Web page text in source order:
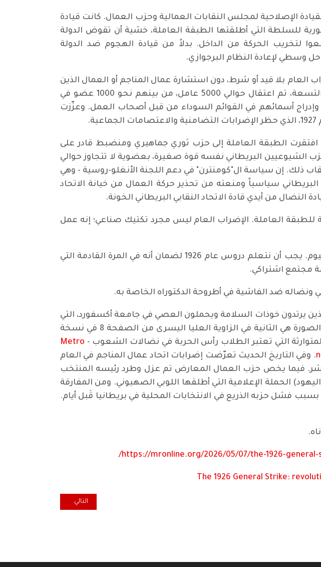
الإصلاحية لمجلس النقابات العمالية وحزب العمال. كانت قيادة
للسلطة التي أطلقتها الطبقة العاملة، خشية أن تقوض الدولة
لتخريب الحركة من الداخل. بدلاً من قيادة الهجوم ضد الدولة
وسطي لإعادة النظام البرجوازي.
العام بلا قيد أو شرط، دون استشارة عمال المناجم أو العمال الذين
ما زالوا في إضراب. تبعت الهزيمة موجة من الانتقام الرأسمالي. خلال الأيام التسعة، تم اعتقال حوالي 5000 عامل، من بينهم نحو 1000 عضو في
أسمائهم في القوائم السوداء من قبل أصحاب العمل. وعزّزت
الطبقة العاملة إلى حزب ثوري جماهيري ومنضبط قادر على
الشيوعيين البريطاني نفسه قوة صغيرة، بعضوية لا تتجاوز حوالي
بداية الإضراب، رغم أنّ العضوية تضاعفت لتتجاوز 10,000 في أعقاب ذلك. إن سياسة ال"كومنترن" في دعم اللجنة الأنغلو-روسية - وهي
سياسياً ومنعته من تحذير حركة العمال من خيانة الاتحاد
من أيدي قادة الاتحاد النقابي البريطاني الخونة.
1926 في إظهاره للإمكانات الثورية للطبقة العاملة. الإضراب العام ليس مجرد تكتيك صناعي؛ إنه عمل
نفس أزمة الرأسمالية، ونفس الدافع لجعل العمال يدفعون الثمن، موجودة اليوم. يجب أن نتعلم دروس عام 1926 لضمان أنه في المرة القادمة التي
مجتمع اشتراكي.
ونضاله ضد الفاشية في أطروحة الدكتوراه الخاصة به.
يرتدون خوذات السلامة ويحملون العصي في جامعة أكسفورد، التي
يمكن القول إنها الأقدم في المملكة المتحدة وكذلك من بين جامعات العالم. الصورة هي الثانية في الزاوية العليا اليسرى من الصفحة 8 في نسخة
Metro
. وفي التاريخ الحديث تعرّضت إضرابات اتحاد عمال المناجم في العام
فيما يخص حزب العمال المعارض تم عزل وطرد رئيسه المنتخب
الحملة الإعلامية التي أطلقها اللوبي الصهيوني. ومن المفارقة
فشل حزبه الذريع في الانتخابات المحلية في بريطانيا قَبل أيام.
https://mronline.org/2026/05/07/the-1926-
The 1926 General Strike:
المقال التالي: العراقيون
التالي